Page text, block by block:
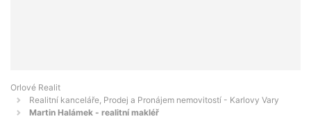
Orlové Realit
Realitní kanceláře, Prodej a Pronájem nemovitostí - Karlovy Vary
Martin Halámek - realitní makléř